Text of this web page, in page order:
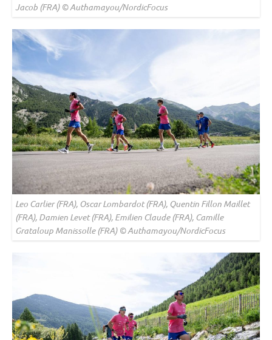
Jacob (FRA) © Authamayou/NordicFocus
Leo Carlier (FRA), Oscar Lombardot (FRA), Quentin Fillon Maillet
(FRA), Damien Levet (FRA), Emilien Claude (FRA), Camille
Grataloup Manissolle (FRA) © Authamayou/NordicFocus